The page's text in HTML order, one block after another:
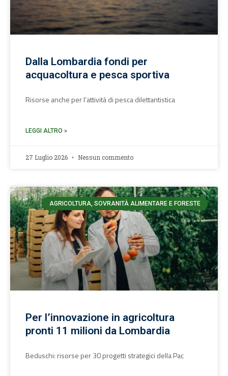
Dalla Lombardia fondi per
acquacoltura e pesca sportiva
Risorse anche per l’attività di pesca dilettantistica
LEGGI ALTRO »
27 Luglio 2026 Nessun commento
AGRICOLTURA, SOVRANITÀ ALIMENTARE E FORESTE
Per l’innovazione in agricoltura
pronti 11 milioni da Lombardia
Beduschi: risorse per 30 progetti strategici della Pac